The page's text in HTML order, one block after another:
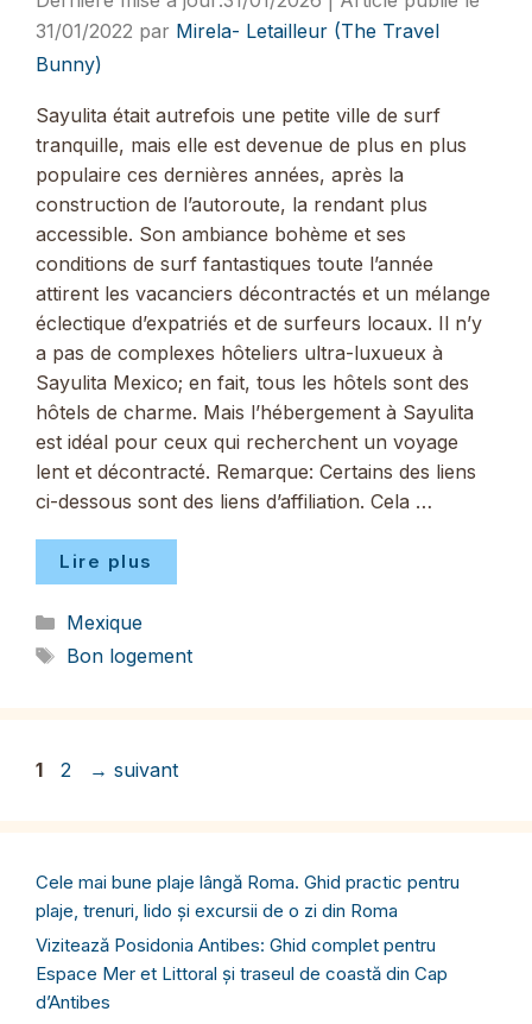
31/01/2022 par Mirela- Letailleur (The Travel
Bunny)
Sayulita était autrefois une petite ville de surf
tranquille, mais elle est devenue de plus en plus
populaire ces dernières années, après la
construction de l’autoroute, la rendant plus
accessible. Son ambiance bohème et ses
conditions de surf fantastiques toute l’année
attirent les vacanciers décontractés et un mélange
éclectique d’expatriés et de surfeurs locaux. Il n’y
a pas de complexes hôteliers ultra-luxueux à
Sayulita Mexico; en fait, tous les hôtels sont des
hôtels de charme. Mais l’hébergement à Sayulita
est idéal pour ceux qui recherchent un voyage
lent et décontracté. Remarque: Certains des liens
ci-dessous sont des liens d’affiliation. Cela …
Lire plus
Catégories
Mexique
Étiquettes
Bon logement
Page
1 Page
2 → suivant
Cele mai bune plaje lângă Roma. Ghid practic pentru
plaje, trenuri, lido și excursii de o zi din Roma
Vizitează Posidonia Antibes: Ghid complet pentru
Espace Mer et Littoral și traseul de coastă din Cap
d’Antibes